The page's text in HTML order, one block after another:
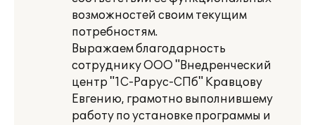
возможностей своим текущим
потребностям.
Выражаем благодарность
сотруднику ООО "Внедренческий
центр "1С-Рарус-СПб" Кравцову
Евгению, грамотно выполнившему
работу по установке программы и